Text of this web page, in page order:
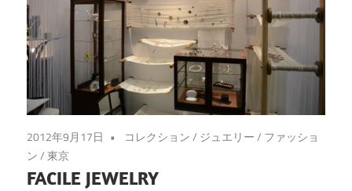
2012年9月17日 コレクション/ ジュエリー/ ファッショ
ン/東京
FACILE JEWELRY